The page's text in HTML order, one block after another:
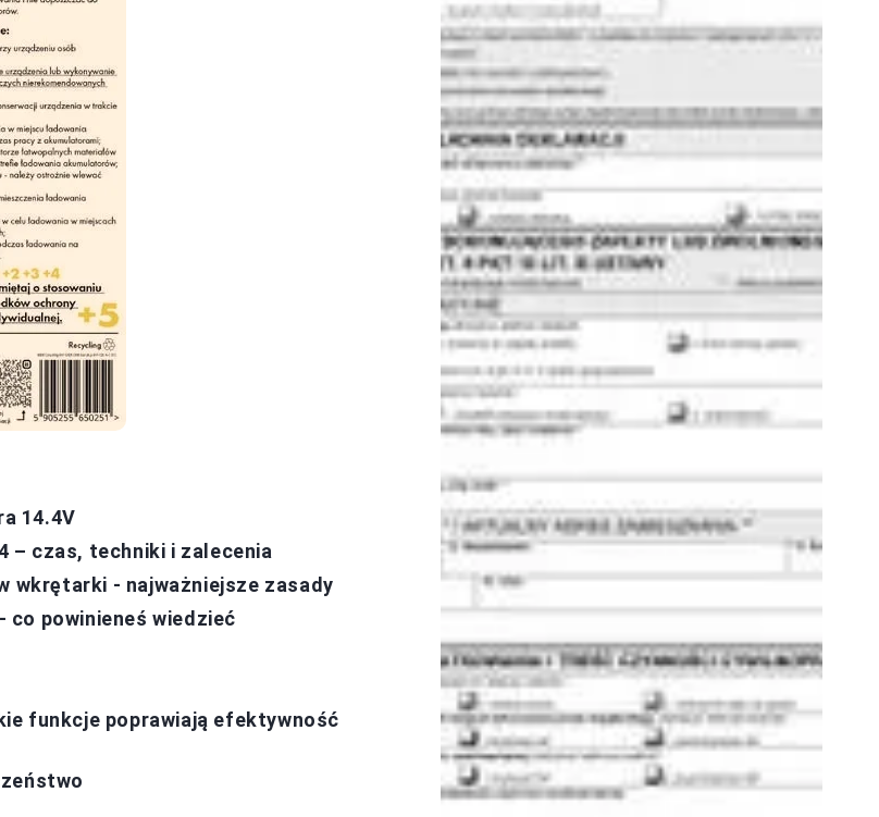
14.4V
– czas, techniki i zalecenia
wkrętarki - najważniejsze zasady
powinieneś wiedzieć
funkcje poprawiają efektywność